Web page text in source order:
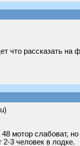
что рассказать на
мотор слабоват,
2-3 человек в лодке.